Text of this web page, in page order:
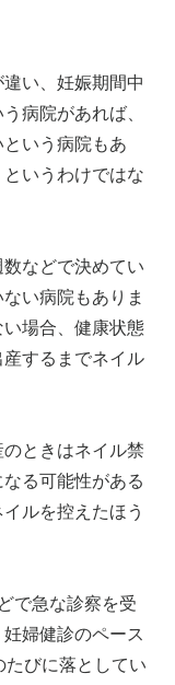
い、妊娠期間中
病院があれば、
いう病院もあ
いうわけではな
などで決めてい
い病院もありま
場合、健康状態
するまでネイル
ときはネイル禁
る可能性がある
ルを控えたほう
で急な診察を受
婦健診のペース
たびに落としてい